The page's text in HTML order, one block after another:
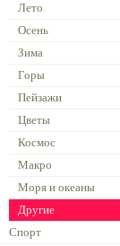
Лето
Осень
Зима
Горы
Пейзажи
Цветы
Космос
Макро
Моря и океаны
Другие
Спорт